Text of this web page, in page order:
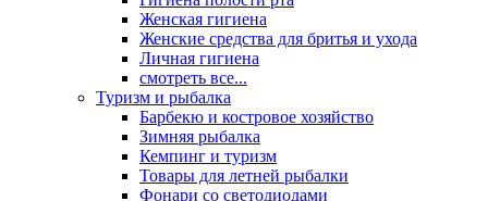
Женская гигиена
Женские средства для бритья и ухода
Личная гигиена
смотреть все...
Туризм и рыбалка
Барбекю и костровое хозяйство
Зимняя рыбалка
Кемпинг и туризм
Товары для летней рыбалки
Фонари со светодиодами